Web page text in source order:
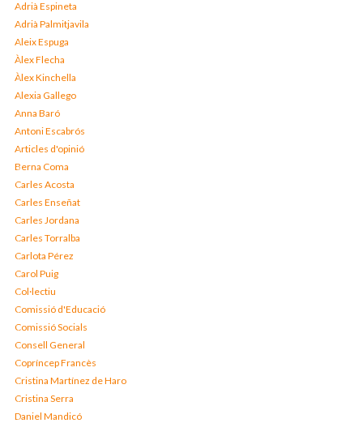
Adrià Espineta
Adrià Palmitjavila
Aleix Espuga
Àlex Flecha
Àlex Kinchella
Alexia Gallego
Anna Baró
Antoni Escabrós
Articles d'opinió
Berna Coma
Carles Acosta
Carles Enseñat
Carles Jordana
Carles Torralba
Carlota Pérez
Carol Puig
Col·lectiu
Comissió d'Educació
Comissió Socials
Consell General
Copríncep Francès
Cristina Martínez de Haro
Cristina Serra
Daniel Mandicó